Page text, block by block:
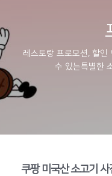
레스토랑 프로모션, 할인
수 있는특별한
쿠팡 미국산 소고기